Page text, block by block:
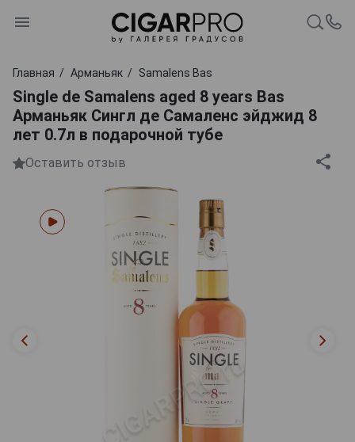
Главная Арманьяк Samalens Bas
Single de Samalens aged 8 years Bas
Арманьяк Сингл де Самаленс эйджид 8
лет 0.7л в подарочной тубе
Оставить отзыв